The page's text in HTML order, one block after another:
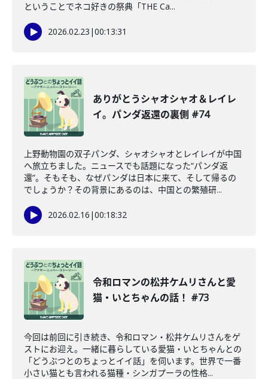
ということでネコ好きの祭典「THE Ca...
2026.02.23 |00:13:31
ありがとうシャオシャオ＆レイレ
イ。パンダ返還の裏側 #74
上野動物園の双子パンダ、シャオシャオとレイレイが中国
へ旅立ちました。ニュースでも話題になった“パンダ返
還”。そもそも、なぜパンダは日本に来て、そして帰るの
でしょうか？その背景にあるのは、中国との繁殖研...
2026.02.16 |00:18:32
令和ロマンの松井ケムリさんと愛
猫・いとちゃんの話！ #73
今回は前回に引き続き、令和ロマン・松井ケムリさんをゲ
ストにお迎え。一緒に暮らしている愛猫・いとちゃんとの
「どうぶつとのちょっとイイ話」を伺います。世界で一番
小さい猫とも言われる猫種・シンガプーラの性格...